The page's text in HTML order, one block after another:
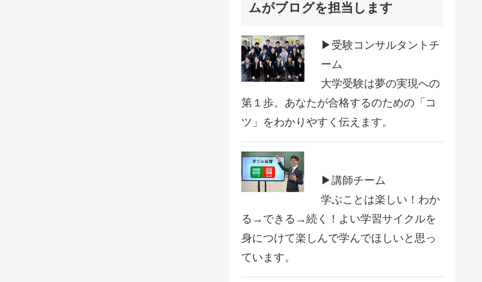
ムがブログを担当します
▶受験コンサルタントチ
ーム
大学受験は夢の実現への
第１歩。あなたが合格するのための「コ
ツ」をわかりやすく伝えます。
▶講師チーム
学ぶことは楽しい！わか
る→できる→続く！よい学習サイクルを
身につけて楽しんで学んでほしいと思っ
ています。